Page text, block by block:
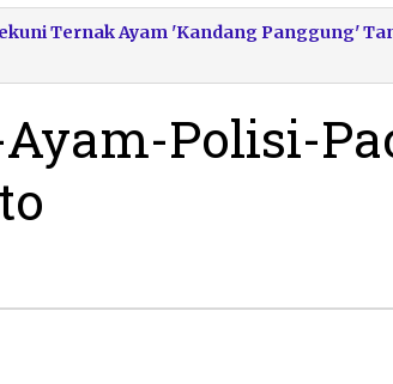
Ternak Ayam 'Kandang Panggung'
Polisi-